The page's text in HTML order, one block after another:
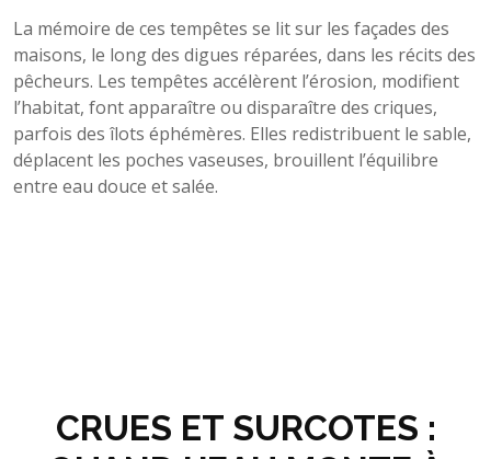
La mémoire de ces tempêtes se lit sur les façades des
maisons, le long des digues réparées, dans les récits des
pêcheurs. Les tempêtes accélèrent l’érosion, modifient
l’habitat, font apparaître ou disparaître des criques,
parfois des îlots éphémères. Elles redistribuent le sable,
déplacent les poches vaseuses, brouillent l’équilibre
entre eau douce et salée.
CRUES ET SURCOTES :